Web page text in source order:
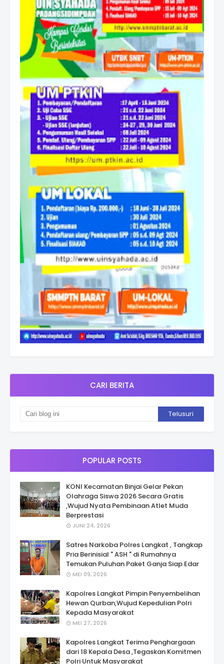
CARI BERITA
POPULAR POSTS
KONI Kecamatan Binjai Gelar Pekan
Olahraga Siswa 2026 Secara Gratis
,Wujud Nyata Pembinaan Atlet Muda
Berprestasi
JUNI 24, 2026
Satres Narkoba Polres Langkat , Tangkap
Pria Berinisial " ASH " di Rumahnya
Temukan Puluhan Paket Ganja Siap Edar
MEI 09, 2026
Kapolres Langkat Pimpin Penyembelihan
Hewan Qurban,Wujud Kepedulian Polri
Kepada Masyarakat
MEI 27, 2026
Kapolres Langkat Terima Penghargaan
dari 18 Kepala Desa ,Tegaskan Komitmen
Polri Untuk Masyarakat